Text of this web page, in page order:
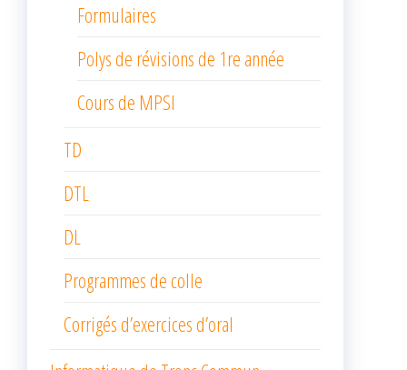
Formulaires
Polys de révisions de 1re année
Cours de MPSI
TD
DTL
DL
Programmes de colle
Corrigés d’exercices d’oral